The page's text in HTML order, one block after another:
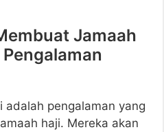
Jamaah
adalah pengalaman yang
haji. Mereka akan